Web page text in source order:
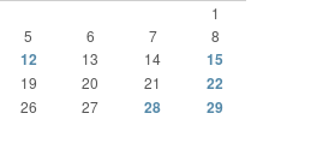
1
5 6 7 8
12 13 14 15
19 20 21
22
26 27 28
29